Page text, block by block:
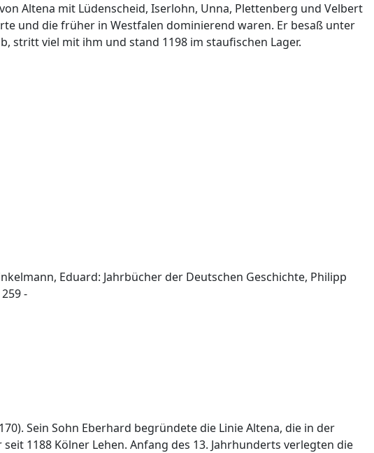
Altena mit Lüdenscheid, Iserlohn, Unna, Plettenberg und Velbert
und die früher in Westfalen dominierend waren. Er besaß unter
stritt viel mit ihm und stand 1198 im staufischen Lager.
Eduard: Jahrbücher der Deutschen Geschichte, Philipp
-
Sein Sohn Eberhard begründete die Linie Altena, die in der
1188 Kölner Lehen. Anfang des 13. Jahrhunderts verlegten die